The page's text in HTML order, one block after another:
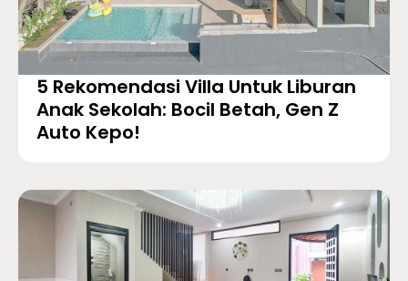
5 Rekomendasi Villa Untuk Liburan
Anak Sekolah: Bocil Betah, Gen Z
Auto Kepo!